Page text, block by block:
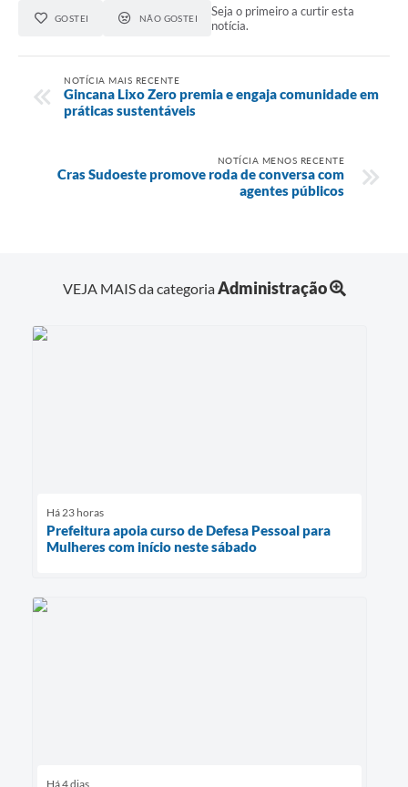
GOSTEI NÃO GOSTEI
Seja o primeiro a curtir esta
notícia.
NOTÍCIA MAIS RECENTE
Gincana Lixo Zero premia e engaja comunidade em
práticas sustentáveis
NOTÍCIA MENOS RECENTE
Cras Sudoeste promove roda de conversa com
agentes públicos
VEJA MAIS da categoriaAdministração
Há 23 horas
Prefeitura apoia curso de Defesa Pessoal para
Mulheres com início neste sábado
Há 4 dias